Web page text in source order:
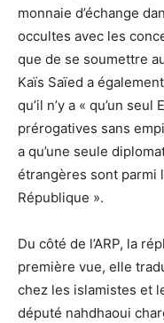
monnaie d’échange
occultes avec les
que de se soumettre
Kaïs Saïed a
qu’il n’y a « qu’un
prérogatives sans
a qu’une seule
étrangères sont parmi
République ».
Du côté de l’ARP, la
première vue, elle
chez les islamistes et
député nahdhaoui